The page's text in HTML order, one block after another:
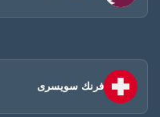
فرنك سويسرى